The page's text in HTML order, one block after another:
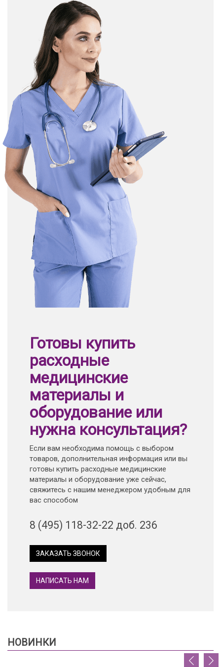
Готовы купить
расходные
медицинские
материалы и
оборудование или
нужна консультация?
Если вам необходима помощь с выбором
товаров, дополнительная информация или вы
готовы купить расходные медицинские
материалы и оборудование уже сейчас,
свяжитесь с нашим менеджером удобным для
вас способом
8 (495) 118-32-22 доб. 236
ЗАКАЗАТЬ ЗВОНОК
НАПИСАТЬ НАМ
НОВИНКИ